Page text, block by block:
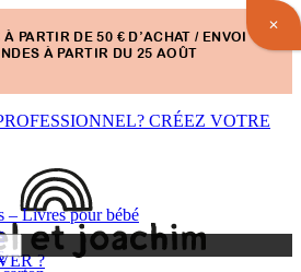
PARTIR DE 50 € D’ACHAT / ENVOI
À PARTIR DU 25 AOÛT
CRÉEZ VOTRE
– Livres pour bébé
?
✕